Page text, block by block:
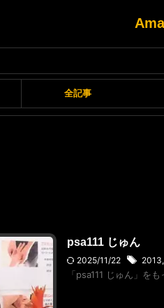
全記事
psa111 じゅん
2025/11/22 2013,
「psa111 じゅん」を